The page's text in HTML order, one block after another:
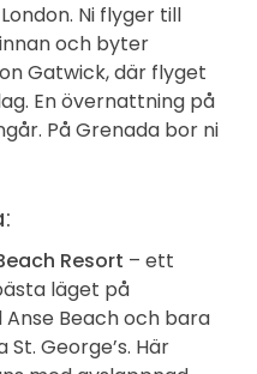
Ni flyger till
och byter
Gatwick, där flyget
En övernattning på
På Grenada bor ni
Resort – ett
läget på
Beach och bara
George’s. Här